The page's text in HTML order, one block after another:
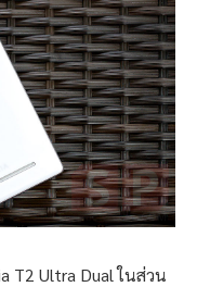
T2 Ultra Dual ในส่วน